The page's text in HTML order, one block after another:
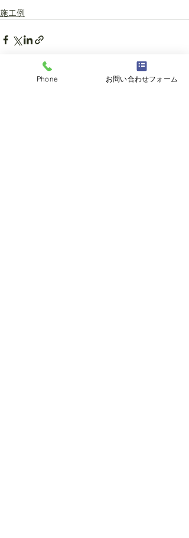
施工例
Phone お問い合わせフォーム